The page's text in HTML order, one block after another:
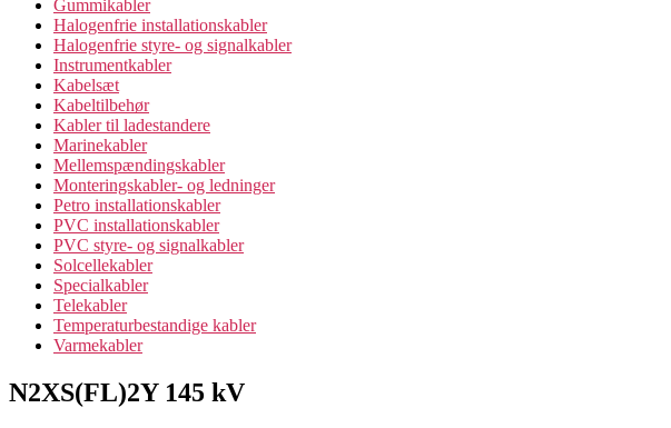
Gummikabler
Halogenfrie installationskabler
Halogenfrie styre- og signalkabler
Instrumentkabler
Kabelsæt
Kabeltilbehør
Kabler til ladestandere
Marinekabler
Mellemspændingskabler
Monteringskabler- og ledninger
Petro installationskabler
PVC installationskabler
PVC styre- og signalkabler
Solcellekabler
Specialkabler
Telekabler
Temperaturbestandige kabler
Varmekabler
N2XS(FL)2Y 145 kV